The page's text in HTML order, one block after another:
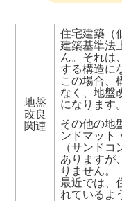
地盤
改良
関連
住宅建築（
建築基準法
ん。それは
する構造に
この場合、
なく、地盤
になります
その他の地
ンドマット
（サンド
ありますが
りません。
最近では、
れているよ